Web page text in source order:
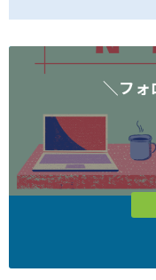
＼フォ